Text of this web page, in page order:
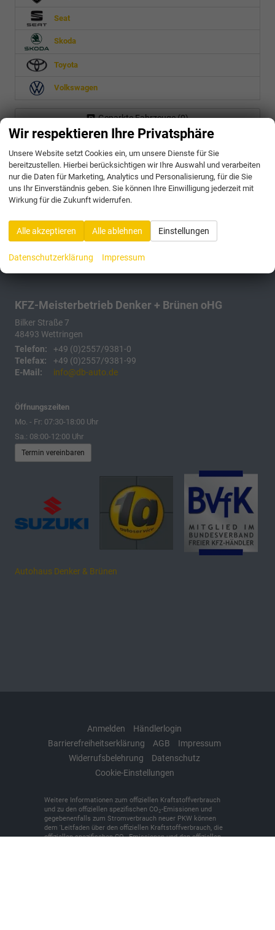
Seat
Skoda
Toyota
Volkswagen
Geparkte Fahrzeuge (0)
175 Fahrzeuge
KFZ-Meisterbetrieb Denker + Brünen oHG
Bilker Straße 7
48493 Wettringen
Telefon:
+49 (0)2557/9381-0
Telefax:
+49 (0)2557/9381-99
E-Mail:
info@db-auto.de
Öffnungszeiten
Mo. - Fr: 07:30-18:00 Uhr
Sa.: 08:00-12:00 Uhr
Termin vereinbaren
Autohaus Denker & Brünen
Anmelden
Händlerlogin
Barrierefreiheitserklärung
AGB
Impressum
Widerrufsbelehrung
Datenschutz
Cookie-Einstellungen
Weitere Informationen zum offiziellen Kraftstoffverbrauch
und zu den offiziellen spezifischen CO2-Emissionen und
gegebenenfalls zum Stromverbrauch neuer PKW können
dem 'Leitfaden über den offiziellen Kraftstoffverbrauch, die
offiziellen spezifischen CO -Emissionen und den offiziellen
Wir respektieren Ihre Privatsphäre
Unsere Website setzt Cookies ein, um unsere Dienste für Sie
bereitzustellen. Hierbei berücksichtigen wir Ihre Auswahl und verarbeiten
nur die Daten für Marketing, Analytics und Personalisierung, für die Sie
uns Ihr Einverständnis geben. Sie können Ihre Einwilligung jederzeit mit
Wirkung für die Zukunft widerrufen.
Alle akzeptieren Alle ablehnen Einstellungen
Datenschutzerklärung Impressum